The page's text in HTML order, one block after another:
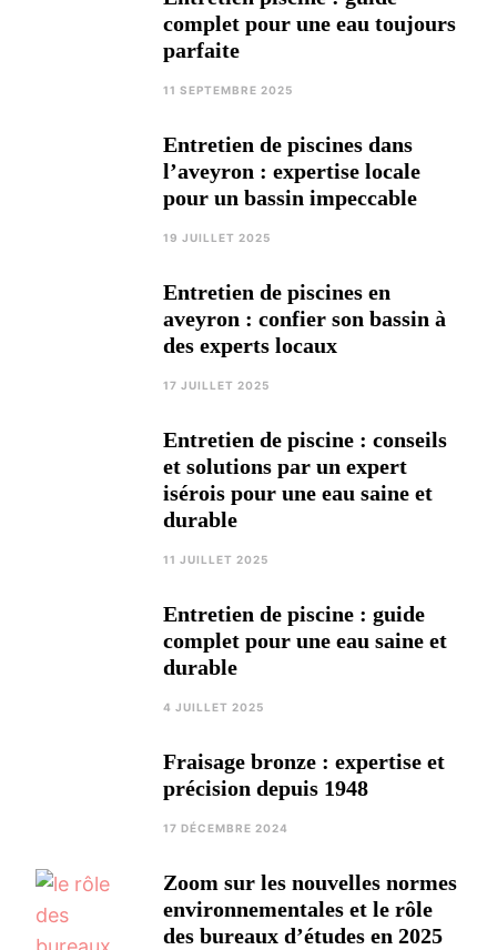
complet pour une eau toujours
parfaite
11 SEPTEMBRE 2025
Entretien de piscines dans
l’aveyron : expertise locale
pour un bassin impeccable
19 JUILLET 2025
Entretien de piscines en
aveyron : confier son bassin à
des experts locaux
17 JUILLET 2025
Entretien de piscine : conseils
et solutions par un expert
isérois pour une eau saine et
durable
11 JUILLET 2025
Entretien de piscine : guide
complet pour une eau saine et
durable
4 JUILLET 2025
Fraisage bronze : expertise et
précision depuis 1948
17 DÉCEMBRE 2024
Zoom sur les nouvelles normes
environnementales et le rôle
des bureaux d’études en 2025